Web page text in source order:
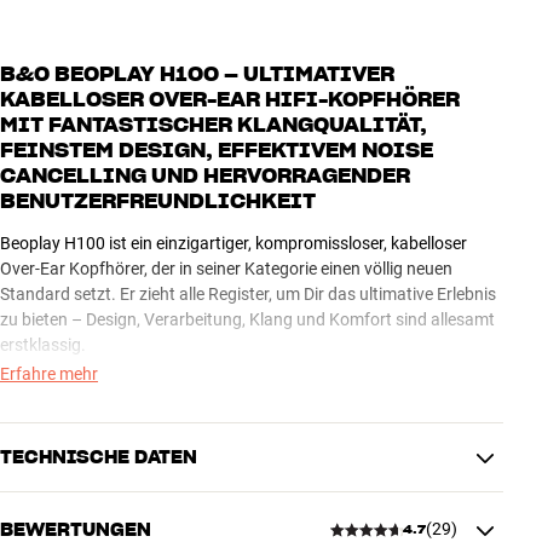
B&O BEOPLAY H100 – ULTIMATIVER
KABELLOSER OVER-EAR HIFI-KOPFHÖRER
MIT FANTASTISCHER KLANGQUALITÄT,
FEINSTEM DESIGN, EFFEKTIVEM NOISE
CANCELLING UND HERVORRAGENDER
BENUTZERFREUNDLICHKEIT
Beoplay H100 ist ein einzigartiger, kompromissloser, kabelloser
Over-Ear Kopfhörer, der in seiner Kategorie einen völlig neuen
Standard setzt. Er zieht alle Register, um Dir das ultimative Erlebnis
zu bieten – Design, Verarbeitung, Klang und Komfort sind allesamt
erstklassig.
glattem Aluminium gefertigt und erinnern an eine teure
Designeruhr. Zusammen mit dem weichen Lammfell und den
Klang ist sehr hochwertig, mit einer Natürlichkeit, Luftigkeit und
Erfahre mehr
TECHNISCHE DATEN
BEWERTUNGEN 4.7(29)